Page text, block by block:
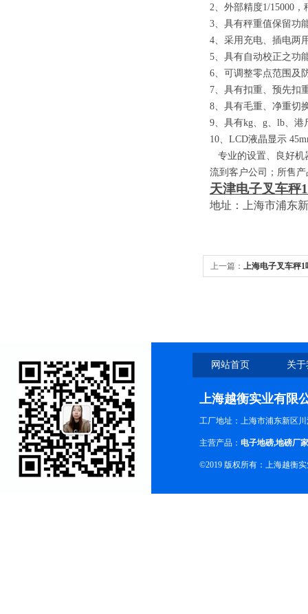
2、外部精度1/15000
3、具有秤重值保留功
4、采用充电、插电两
5、具有自动校正之功
6、可调整零点范围及
7、具有扣重、预先扣
8、具有毛重、净重切
9、具有kg、 g、 lb、港
10、 LCD液晶显示
专业的设置、良好机
流到客户公司；所售
天津电子叉车秤1
地址：上海市浦东
上一篇： 上海电子叉车秤1
网站首页 关
上海越衡实业有限
工厂地址：上海市浦东新区川
主营产品： 电子地磅,地磅厂家
©2019 版权所有：上海越衡